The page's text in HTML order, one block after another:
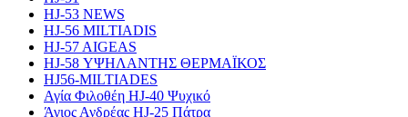
HJ-53 NEWS
HJ-56 MILTIADIS
HJ-57 AIGEAS
HJ-58 ΥΨΗΛΑΝΤΗΣ ΘΕΡΜΑΪΚΟΣ
HJ56-MILTIADES
Αγία Φιλοθέη HJ-40 Ψυχικό
Άγιος Ανδρέας HJ-25 Πάτρα